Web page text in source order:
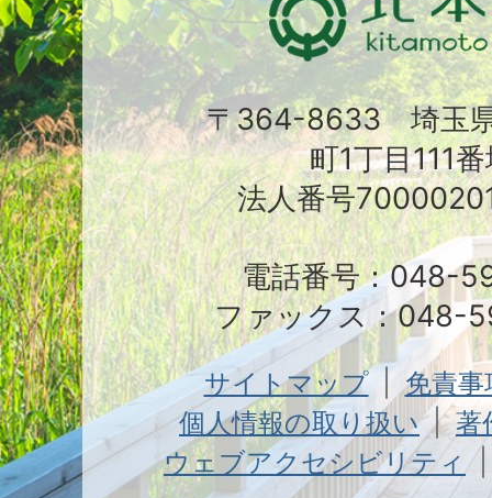
〒364-8633 埼玉
町1丁目111
法人番号
電話番号：048-
ファックス：048-
サイトマップ
免責
個人情報の取り扱い
著
ウェブアクセシビリティ